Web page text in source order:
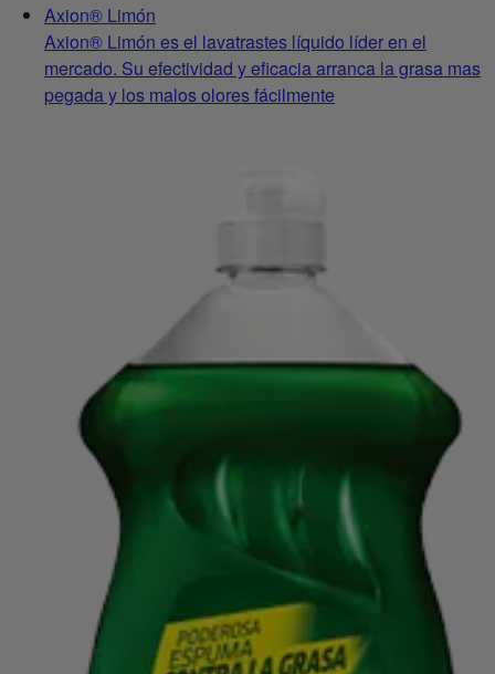
Axion® Limón
Axion® Limón es el lavatrastes líquido líder en el
mercado. Su efectividad y eficacia arranca la grasa mas
pegada y los malos olores fácilmente